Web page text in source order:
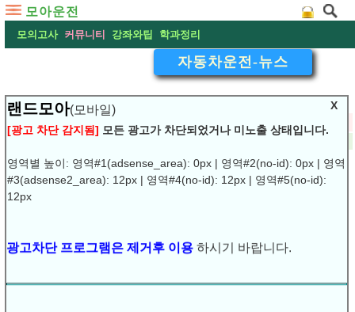
모아운전
모의고사 커뮤니티 강좌와팁 학과정리
X
랜드모아(모바일)
[광고 차단 감지됨] 모든 광고가 차단되었거나 미노출 상태입니다.
영역별 높이: 영역#1(adsense_area): 0px | 영역#2(no-id): 0px | 영역
#3(adsense2_area): 12px | 영역#4(no-id): 12px | 영역#5(no-id):
12px
자동차운전-뉴스
▽T자코스 부활-신호위반 실격…'불면허'시험 22일 시행
URL복사
▶
T자코스 부활-신호위반 실격…'불면허'시험 22일 시행
2011년 간소화 이후 이어진 사고 증가 우려에 개선 경찰 "간
임종명 기자 = 2011년 간소화 됐던 운전면허시험이 22일부
터 개선돼 시행된다. 새 운전면허시험에선 주요 탈락 요소였
장내 기능시험이 강화된다.